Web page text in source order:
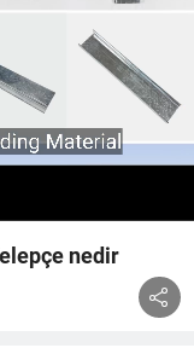
nedir